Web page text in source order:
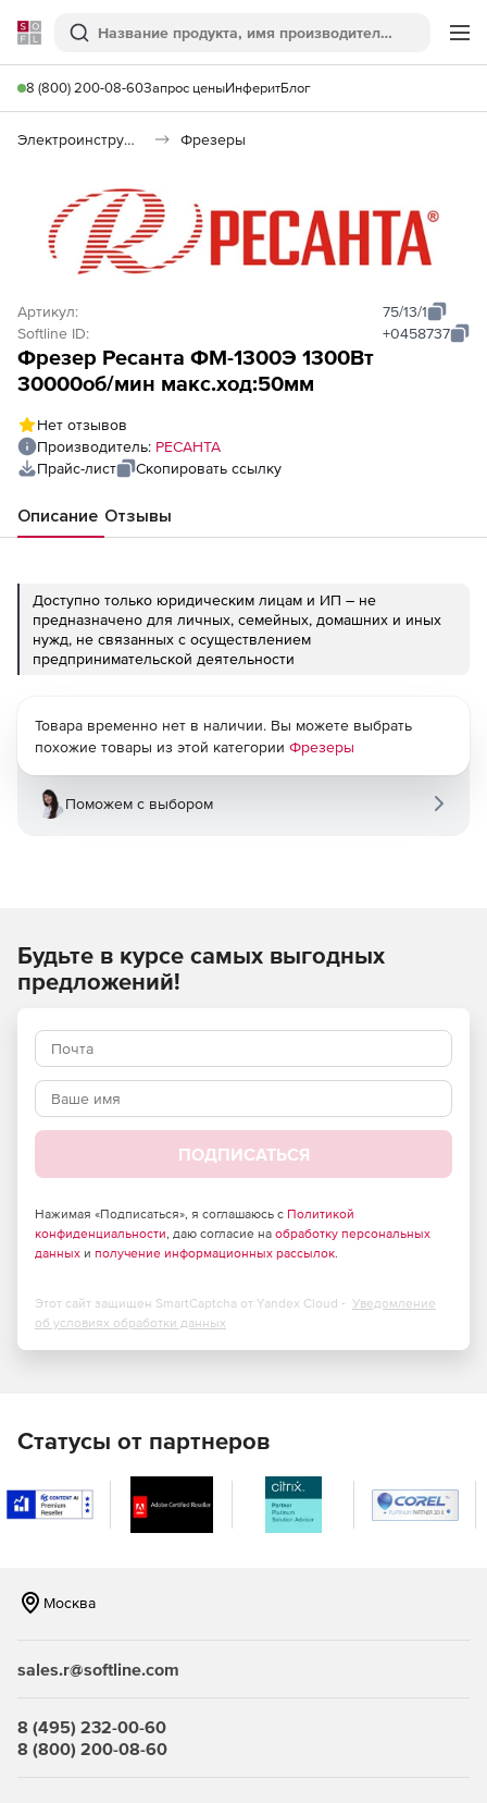
Softline
Поиск
8 (800) 200-08-60Запрос ценыИнферитБлог
Электроинструменты Фрезеры
Артикул:
75/13/1
Softline ID:
+0458737
Фрезер Ресанта ФМ-1300Э 1300Вт
30000об/мин макс.ход:50мм
Нет отзывов
Производитель: РЕСАНТА
Прайс-лист
Скопировать ссылку
Описание Отзывы
Доступно только юридическим лицам и ИП – не
предназначено для личных, семейных, домашних и иных
нужд, не связанных с осуществлением
предпринимательской деятельности
Товара временно нет в наличии. Вы можете выбрать
похожие товары из этой категории Фрезеры
Поможем с выбором
Будьте в курсе самых выгодных
предложений!
ПОДПИСАТЬСЯ
Нажимая «Подписаться», я соглашаюсь с Политикой
конфиденциальности, даю согласие на обработку персональных
данных и получение информационных рассылок.
Этот сайт защищен SmartCaptcha от Yandex Cloud - Уведомление
об условиях обработки данных
Статусы от партнеров
Москва
sales.r@softline.com
8 (495) 232-00-60
8 (800) 200-08-60